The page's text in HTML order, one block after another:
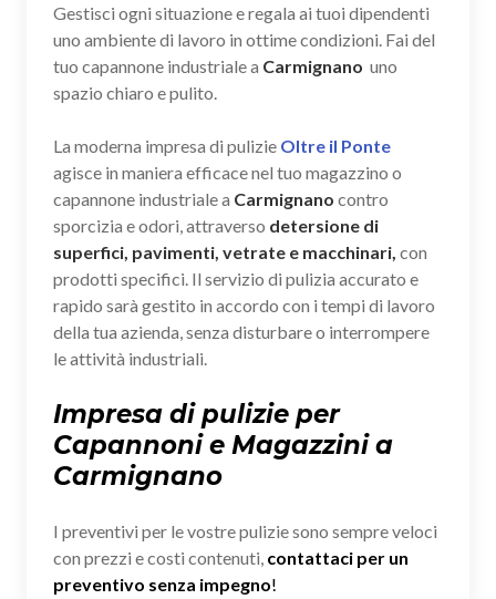
Gestisci ogni situazione e regala ai tuoi dipendenti
uno ambiente di lavoro in ottime condizioni. Fai del
tuo capannone industriale a Carmignano uno
spazio chiaro e pulito.
La moderna impresa di pulizie Oltre il Ponte
agisce in maniera efficace nel tuo magazzino o
capannone industriale a Carmignano contro
sporcizia e odori, attraverso detersione di
superfici, pavimenti, vetrate e macchinari, con
prodotti specifici. Il servizio di pulizia accurato e
rapido sarà gestito in accordo con i tempi di lavoro
della tua azienda, senza disturbare o interrompere
le attività industriali.
Impresa di pulizie per
Capannoni e Magazzini a
Carmignano
I preventivi per le vostre pulizie sono sempre veloci
con prezzi e costi contenuti, contattaci per un
preventivo senza impegno!